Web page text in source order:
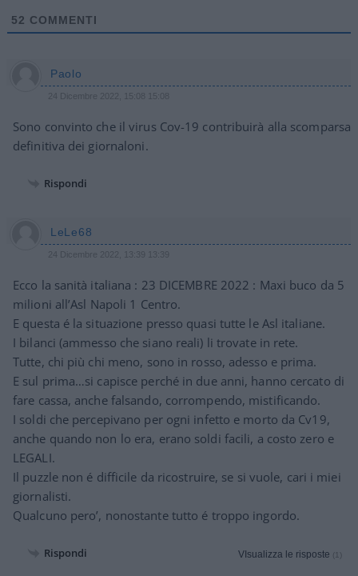
52 COMMENTI
Paolo
24 Dicembre 2022, 15:08 15:08
Sono convinto che il virus Cov-19 contribuirà alla scomparsa
definitiva dei giornaloni.
Rispondi
LeLe68
24 Dicembre 2022, 13:39 13:39
Ecco la sanità italiana : 23 DICEMBRE 2022 : Maxi buco da 5
milioni all’Asl Napoli 1 Centro.
E questa é la situazione presso quasi tutte le Asl italiane.
I bilanci (ammesso che siano reali) li trovate in rete.
Tutte, chi più chi meno, sono in rosso, adesso e prima.
E sul prima…si capisce perché in due anni, hanno cercato di
fare cassa, anche falsando, corrompendo, mistificando.
I soldi che percepivano per ogni infetto e morto da Cv19,
anche quando non lo era, erano soldi facili, a costo zero e
LEGALI.
Il puzzle non é difficile da ricostruire, se si vuole, cari i miei
giornalisti.
Qualcuno pero’, nonostante tutto é troppo ingordo.
Rispondi VIsualizza le risposte (1)